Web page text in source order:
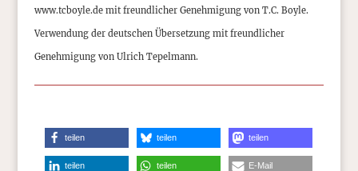
www.tcboyle.de mit freundlicher Genehmigung von T.C. Boyle.
Verwendung der deutschen Übersetzung mit freundlicher
Genehmigung von Ulrich Tepelmann.
teilen teilen teilen
teilen teilen E-Mail